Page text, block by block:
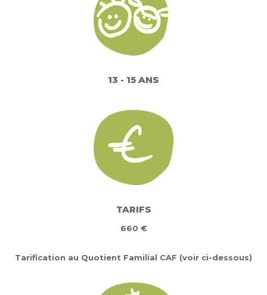
13 - 15 ANS
TARIFS
660 €
Tarification au Quotient Familial CAF (voir ci-dessous)